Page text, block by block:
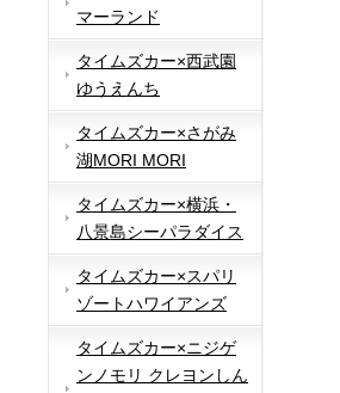
マーランド
タイムズカー×西武園
ゆうえんち
タイムズカー×さがみ
湖MORI MORI
タイムズカー×横浜・
八景島シーパラダイス
タイムズカー×スパリ
ゾートハワイアンズ
タイムズカー×ニジゲ
ンノモリ クレヨンしん